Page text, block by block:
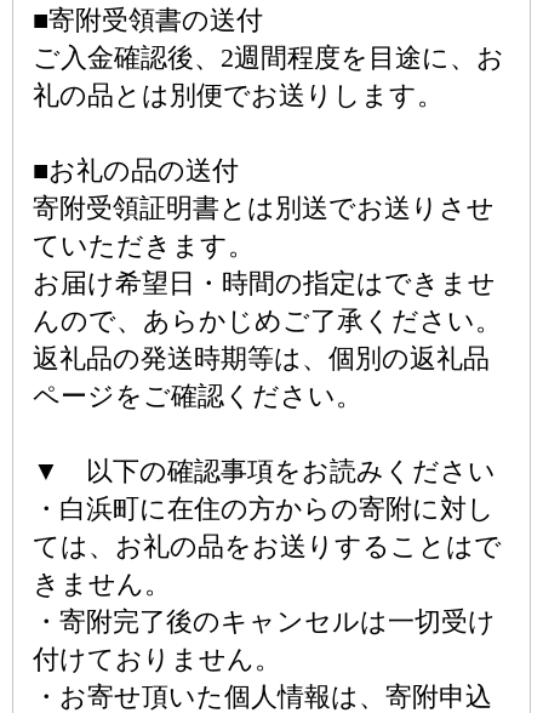
■寄附受領書の送付
ご入金確認後、2週間程度を目途に、お
礼の品とは別便でお送りします。
■お礼の品の送付
寄附受領証明書とは別送でお送りさせ
ていただきます。
お届け希望日・時間の指定はできませ
んので、あらかじめご了承ください。
返礼品の発送時期等は、個別の返礼品
ページをご確認ください。
▼ 以下の確認事項をお読みください
・白浜町に在住の方からの寄附に対し
ては、お礼の品をお送りすることはで
きません。
・寄附完了後のキャンセルは一切受け
付けておりません。
・お寄せ頂いた個人情報は、寄附申込